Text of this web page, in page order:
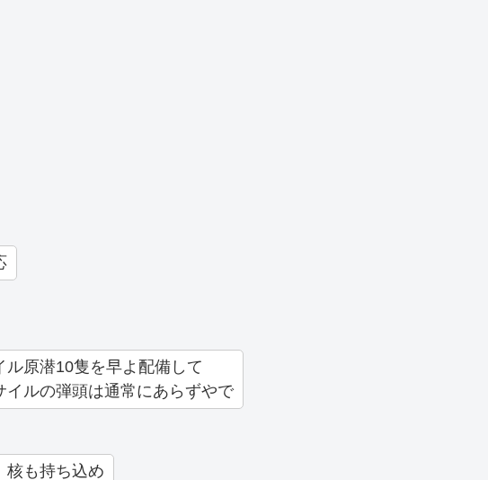
ル原潜10隻を早よ配備して
イルの弾頭は通常にあらずやで
核も持ち込め